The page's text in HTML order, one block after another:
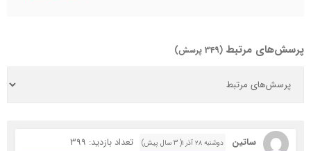
پرسش‌های مرتبط (349 پرسش)
ساتین دوشنبه ۲۸ آذر ۱( 3 سال پیش)
تعداد بازدید: 399